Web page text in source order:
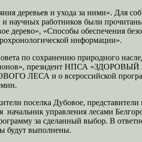
деревьев и ухода за ними». Для
научных работников были
дерево», «Способы обеспечения
информации».
по сохранению природного
президент НПСА
ЛЕСА и о всероссийской
поселка Дубовое, представители
управления лесами
за сделанный выбор. В
будут выполнены.